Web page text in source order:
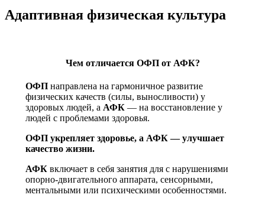
Адаптивная физическая культура
Чем отличается ОФП от АФК?
ОФПнаправлена на гармоничное развитие
физических качеств (силы, выносливости) у
здоровых людей, а АФК— на восстановление у
людей с проблемами здоровья.
ОФП укрепляет здоровье, а АФК — улучшает
качество жизни.
АФКвключает в себя занятия для с нарушениями
опорно-двигательного аппарата, сенсорными,
ментальными или психическими особенностями.